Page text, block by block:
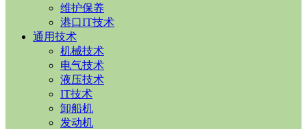
维护保养
港口IT技术
通用技术
机械技术
电气技术
液压技术
IT技术
卸船机
发动机